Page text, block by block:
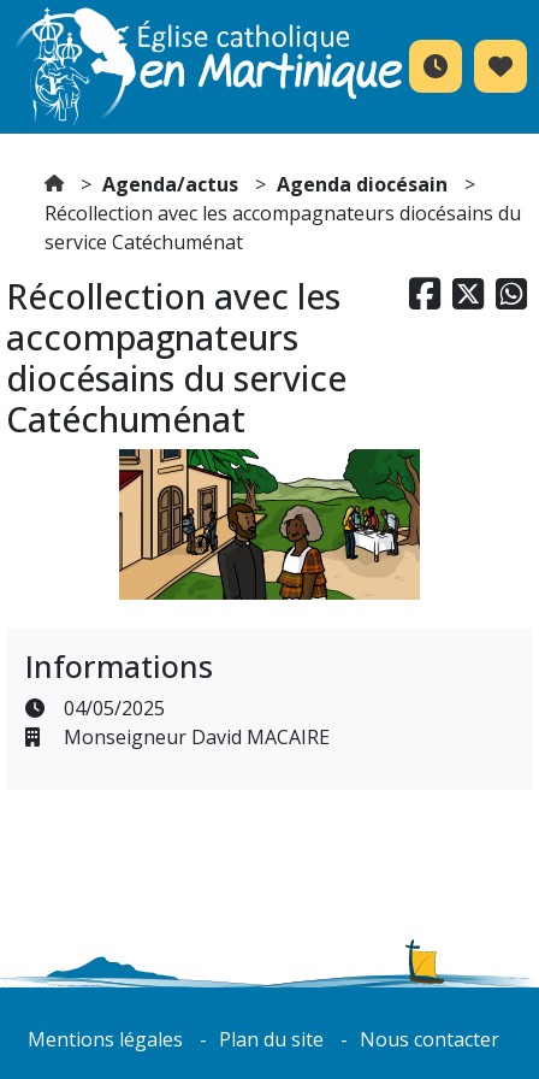
Agenda/actus
Agenda diocésain
Récollection avec les accompagnateurs diocésains du
service Catéchuménat
  
Récollection avec les
accompagnateurs
diocésains du service
Catéchuménat
Informations
04/05/2025
Monseigneur David MACAIRE
Mentions légales Plan du site Nous contacter